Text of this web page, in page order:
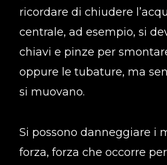
ricordare di chiudere
centrale, ad esempio, si
chiavi e pinze per
oppure le tubature, ma
si muovano.
Si possono danneggiare i
forza, forza che occorre